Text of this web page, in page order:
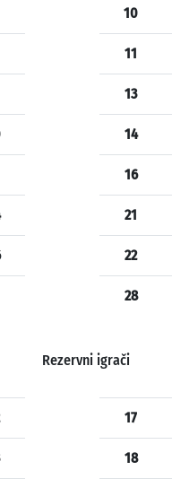
10
11
13
14
16
21
22
28
Rezervni igrači
17
18